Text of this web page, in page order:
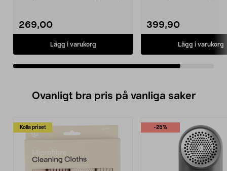
269,00
Lägg i varukorg
399,90
Lägg i varukorg
Ovanligt bra pris på vanliga saker
Kolla priset -25%